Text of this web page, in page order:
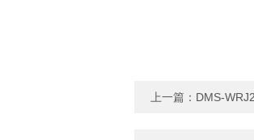
上一篇： DMS-